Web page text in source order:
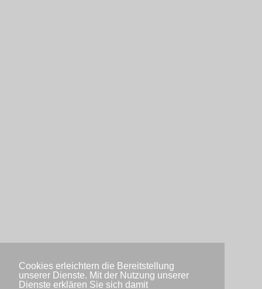
Cookies erleichtern die Bereitstellung
unserer Dienste. Mit der Nutzung unserer
Dienste erklären Sie sich damit